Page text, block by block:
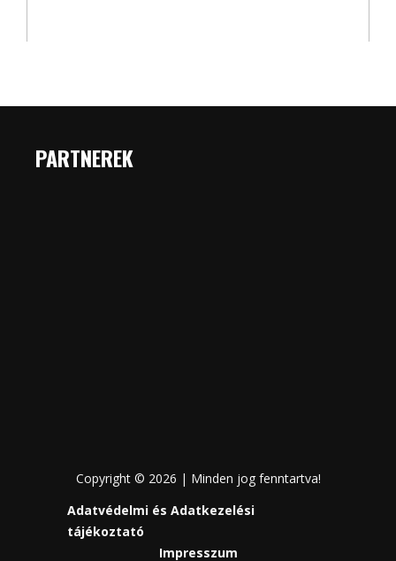
PARTNEREK
Copyright © 2026 | Minden jog fenntartva!
Adatvédelmi és Adatkezelési
tájékoztató
Impresszum